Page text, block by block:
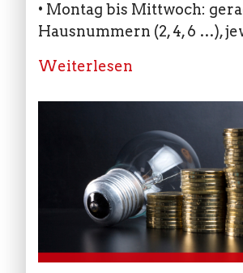
• Montag bis Mittwoch:
Hausnummern (2, 4, 6 …),
Weiterlesen